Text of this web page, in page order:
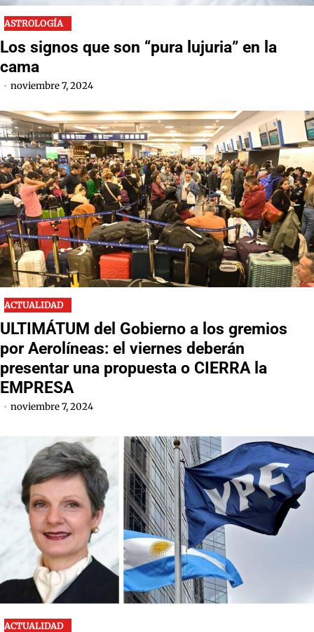
ASTROLOGÍA
Los signos que son “pura lujuria” en la
cama
noviembre 7, 2024
ACTUALIDAD
ULTIMÁTUM del Gobierno a los gremios
por Aerolíneas: el viernes deberán
presentar una propuesta o CIERRA la
EMPRESA
noviembre 7, 2024
ACTUALIDAD